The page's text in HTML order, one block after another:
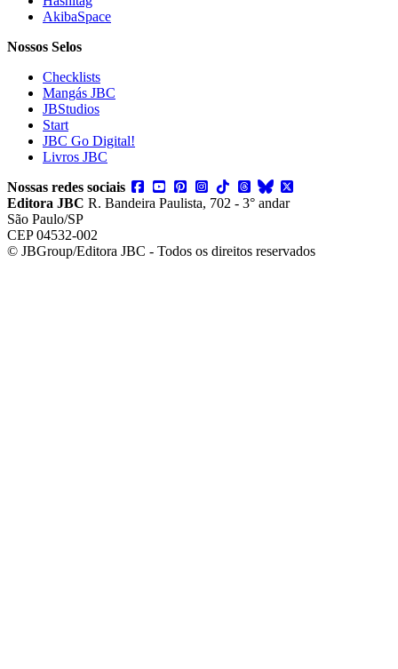
AkibaSpace
Nossos Selos
Checklists
Mangás JBC
JBStudios
Start
JBC Go Digital!
Livros JBC
Nossas redes sociais
Editora JBC R. Bandeira Paulista, 702 - 3° andar
São Paulo/SP
CEP 04532-002
© JBGroup/Editora JBC - Todos os direitos reservados